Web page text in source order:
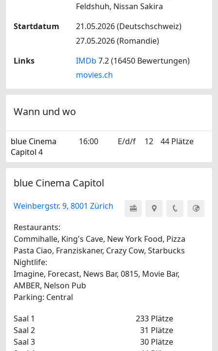
Feldshuh, Nissan Sakira
Startdatum
21.05.2026 (Deutschschweiz)
27.05.2026 (Romandie)
Links
IMDb 7.2 (16450 Bewertungen)
movies.ch
Wann und wo
blue Cinema
Capitol 4
16:00 E/d/f 12 44 Plätze
blue Cinema Capitol
Weinbergstr. 9, 8001 Zürich
Restaurants:
Commihalle, King's Cave, New York Food, Pizza
Pasta Ciao, Franziskaner, Crazy Cow, Starbucks
Nightlife:
Imagine, Forecast, News Bar, 0815, Movie Bar,
AMBER, Nelson Pub
Parking: Central
Saal 1
233 Plätze
Saal 2
31 Plätze
Saal 3
30 Plätze